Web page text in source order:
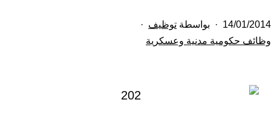
تم
النشر
14/01/2014 بواسطة توظيف
مصنف
وظائف حكومية مدنية وعسكرية